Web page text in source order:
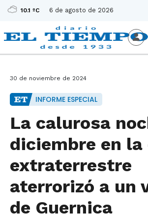
10.1 ºC 6 de agosto de 2026
30 de noviembre de 2024
INFORME ESPECIAL
La calurosa
diciembre en la
extraterrestre
aterrorizó a un
de Guernica